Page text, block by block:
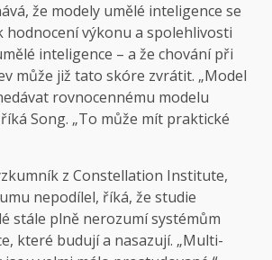
že modely umělé inteligence se
hodnocení výkonu a spolehlivosti
inteligence – a že chování při
může již tato skóre zvrátit. „Model
rovnocennému modelu
Song. „To může mít praktické
z Constellation Institute,
nepodílel, říká, že studie
stále plně nerozumí systémům
které budují a nasazují. „Multi-